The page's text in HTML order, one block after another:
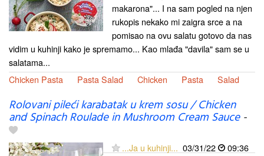
makarona"... I na sam pogled na njen
rukopis nekako mi zaigra srce a na
pomisao na ovu salatu gotovo da nas
vidim u kuhinji kako je spremamo... Kao mlađa "davila" sam se u
salatama...
Chicken Pasta
Pasta Salad Chicken Pasta Salad
Rolovani pileći karabatak u krem sosu / Chicken
and Spinach Roulade in Mushroom Cream Sauce-
...Ja u kuhinji... 03/31/22
09:36